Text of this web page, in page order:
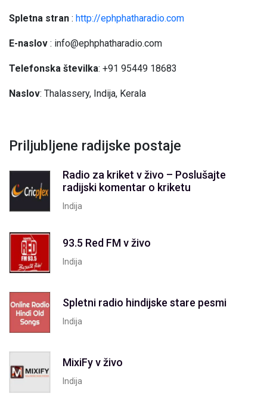
Spletna stran : http://ephphatharadio.com
E-naslov : info@ephphatharadio.com
Telefonska številka: +91 95449 18683
Naslov: Thalassery, Indija, Kerala
Priljubljene radijske postaje
Radio za kriket v živo – Poslušajte
radijski komentar o kriketu
Indija
93.5 Red FM v živo
Indija
Spletni radio hindijske stare pesmi
Indija
MixiFy v živo
Indija